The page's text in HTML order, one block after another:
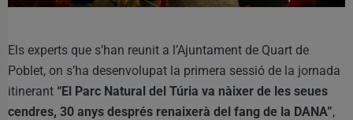
Els experts que s’han reunit a l’Ajuntament de Quart de
Poblet, on s’ha desenvolupat la primera sessió de la jornada
itinerant “El Parc Natural del Túria va nàixer de les seues
cendres, 30 anys després renaixerà del fang de la DANA”,